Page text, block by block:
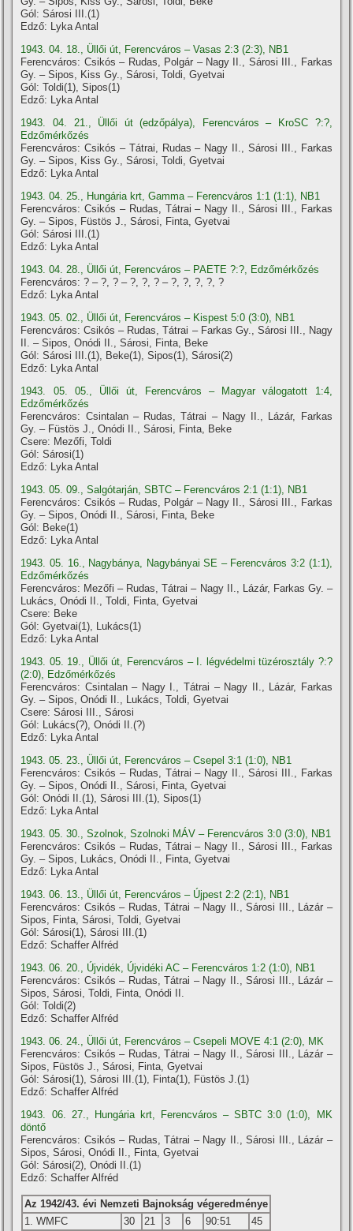
Gól: Sárosi III.(1)
Edző: Lyka Antal
1943. 04. 18., Üllői út, Ferencváros – Vasas 2:3 (2:3), NB1
Ferencváros: Csikós – Rudas, Polgár – Nagy II., Sárosi III., Farkas
Gy. – Sipos, Kiss Gy., Sárosi, Toldi, Gyetvai
Gól: Toldi(1), Sipos(1)
Edző: Lyka Antal
1943. 04. 21., Üllői út (edzőpálya), Ferencváros – KroSC ?:?,
Edzőmérkőzés
Ferencváros: Csikós – Tátrai, Rudas – Nagy II., Sárosi III., Farkas
Gy. – Sipos, Kiss Gy., Sárosi, Toldi, Gyetvai
Edző: Lyka Antal
1943. 04. 25., Hungária krt, Gamma – Ferencváros 1:1 (1:1), NB1
Ferencváros: Csikós – Rudas, Tátrai – Nagy II., Sárosi III., Farkas
Gy. – Sipos, Füstös J., Sárosi, Finta, Gyetvai
Gól: Sárosi III.(1)
Edző: Lyka Antal
1943. 04. 28., Üllői út, Ferencváros – PAETE ?:?, Edzőmérkőzés
Ferencváros: ? – ?, ? – ?, ?, ? – ?, ?, ?, ?, ?
Edző: Lyka Antal
1943. 05. 02., Üllői út, Ferencváros – Kispest 5:0 (3:0), NB1
Ferencváros: Csikós – Rudas, Tátrai – Farkas Gy., Sárosi III., Nagy
II. – Sipos, Onódi II., Sárosi, Finta, Beke
Gól: Sárosi III.(1), Beke(1), Sipos(1), Sárosi(2)
Edző: Lyka Antal
1943. 05. 05., Üllői út, Ferencváros – Magyar válogatott 1:4,
Edzőmérkőzés
Ferencváros: Csintalan – Rudas, Tátrai – Nagy II., Lázár, Farkas
Gy. – Füstös J., Onódi II., Sárosi, Finta, Beke
Csere: Mezőfi, Toldi
Gól: Sárosi(1)
Edző: Lyka Antal
1943. 05. 09., Salgótarján, SBTC – Ferencváros 2:1 (1:1), NB1
Ferencváros: Csikós – Rudas, Polgár – Nagy II., Sárosi III., Farkas
Gy. – Sipos, Onódi II., Sárosi, Finta, Beke
Gól: Beke(1)
Edző: Lyka Antal
1943. 05. 16., Nagybánya, Nagybányai SE – Ferencváros 3:2 (1:1),
Edzőmérkőzés
Ferencváros: Mezőfi – Rudas, Tátrai – Nagy II., Lázár, Farkas Gy. –
Lukács, Onódi II., Toldi, Finta, Gyetvai
Csere: Beke
Gól: Gyetvai(1), Lukács(1)
Edző: Lyka Antal
1943. 05. 19., Üllői út, Ferencváros – I. légvédelmi tüzérosztály ?:?
(2:0), Edzőmérkőzés
Ferencváros: Csintalan – Nagy I., Tátrai – Nagy II., Lázár, Farkas
Gy. – Sipos, Onódi II., Lukács, Toldi, Gyetvai
Csere: Sárosi III., Sárosi
Gól: Lukács(?), Onódi II.(?)
Edző: Lyka Antal
1943. 05. 23., Üllői út, Ferencváros – Csepel 3:1 (1:0), NB1
Ferencváros: Csikós – Rudas, Tátrai – Nagy II., Sárosi III., Farkas
Gy. – Sipos, Onódi II., Sárosi, Finta, Gyetvai
Gól: Onódi II.(1), Sárosi III.(1), Sipos(1)
Edző: Lyka Antal
1943. 05. 30., Szolnok, Szolnoki MÁV – Ferencváros 3:0 (3:0), NB1
Ferencváros: Csikós – Rudas, Tátrai – Nagy II., Sárosi III., Farkas
Gy. – Sipos, Lukács, Onódi II., Finta, Gyetvai
Edző: Lyka Antal
1943. 06. 13., Üllői út, Ferencváros – Újpest 2:2 (2:1), NB1
Ferencváros: Csikós – Rudas, Tátrai – Nagy II., Sárosi III., Lázár –
Sipos, Finta, Sárosi, Toldi, Gyetvai
Gól: Sárosi(1), Sárosi III.(1)
Edző: Schaffer Alfréd
1943. 06. 20., Újvidék, Újvidéki AC – Ferencváros 1:2 (1:0), NB1
Ferencváros: Csikós – Rudas, Tátrai – Nagy II., Sárosi III., Lázár –
Sipos, Sárosi, Toldi, Finta, Onódi II.
Gól: Toldi(2)
Edző: Schaffer Alfréd
1943. 06. 24., Üllői út, Ferencváros – Csepeli MOVE 4:1 (2:0), MK
Ferencváros: Csikós – Rudas, Tátrai – Nagy II., Sárosi III., Lázár –
Sipos, Füstös J., Sárosi, Finta, Gyetvai
Gól: Sárosi(1), Sárosi III.(1), Finta(1), Füstös J.(1)
Edző: Schaffer Alfréd
1943. 06. 27., Hungária krt, Ferencváros – SBTC 3:0 (1:0), MK
döntő
Ferencváros: Csikós – Rudas, Tátrai – Nagy II., Sárosi III., Lázár –
Sipos, Sárosi, Onódi II., Finta, Gyetvai
Gól: Sárosi(2), Onódi II.(1)
Edző: Schaffer Alfréd
Az 1942/43. évi Nemzeti Bajnokság végeredménye
1. WMFC
30 21 3 6 90:51
45